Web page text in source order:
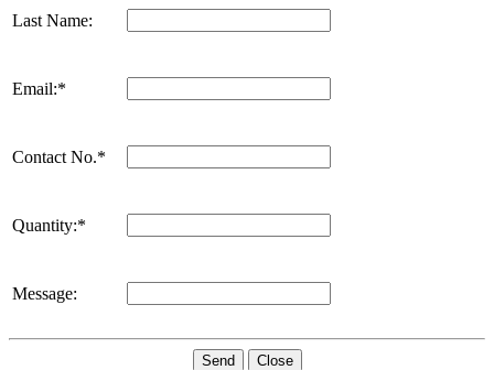
Last Name:
Email:*
Contact No.*
Quantity:*
Message:
Send Close